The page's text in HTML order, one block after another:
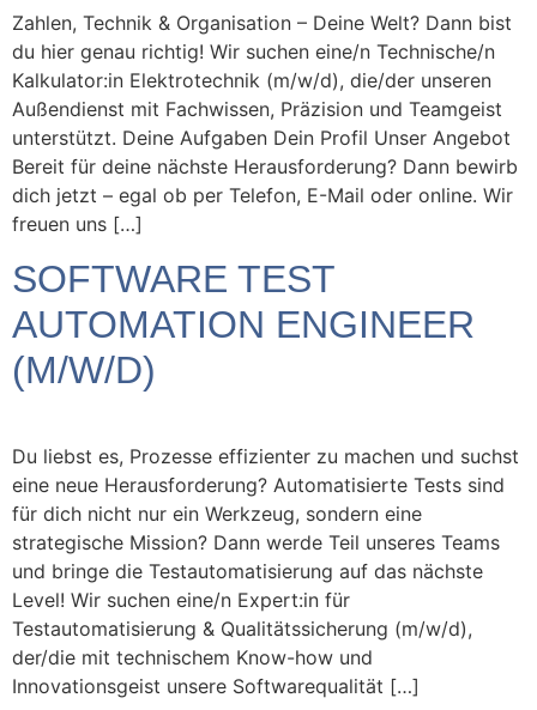
Zahlen, Technik & Organisation – Deine Welt? Dann bist
du hier genau richtig! Wir suchen eine/n Technische/n
Kalkulator:in Elektrotechnik (m/w/d), die/der unseren
Außendienst mit Fachwissen, Präzision und Teamgeist
unterstützt. Deine Aufgaben Dein Profil Unser Angebot
Bereit für deine nächste Herausforderung? Dann bewirb
dich jetzt – egal ob per Telefon, E-Mail oder online. Wir
freuen uns […]
SOFTWARE TEST
AUTOMATION ENGINEER
(M/W/D)
Du liebst es, Prozesse effizienter zu machen und suchst
eine neue Herausforderung? Automatisierte Tests sind
für dich nicht nur ein Werkzeug, sondern eine
strategische Mission? Dann werde Teil unseres Teams
und bringe die Testautomatisierung auf das nächste
Level! Wir suchen eine/n Expert:in für
Testautomatisierung & Qualitätssicherung (m/w/d),
der/die mit technischem Know-how und
Innovationsgeist unsere Softwarequalität […]